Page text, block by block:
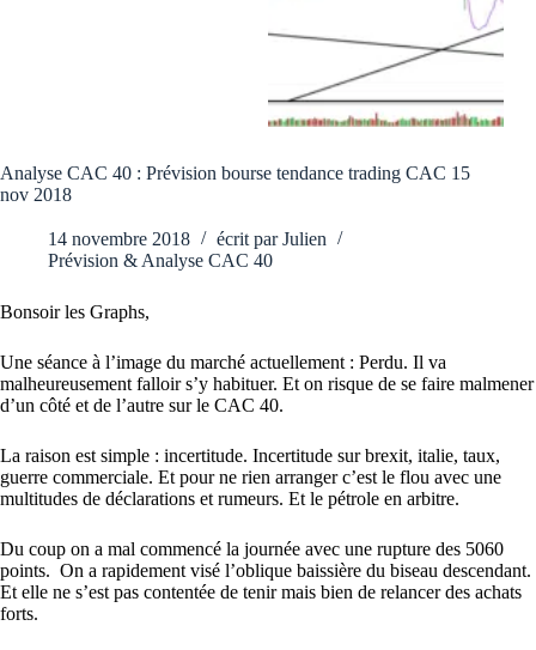
Analyse CAC 40 : Prévision bourse tendance trading CAC 15
nov 2018
14 novembre 2018 écrit par Julien
Prévision & Analyse CAC 40
Bonsoir les Graphs,
Une séance à l’image du marché actuellement : Perdu. Il va
malheureusement falloir s’y habituer. Et on risque de se faire malmener
d’un côté et de l’autre sur le CAC 40.
La raison est simple : incertitude. Incertitude sur brexit, italie, taux,
guerre commerciale. Et pour ne rien arranger c’est le flou avec une
multitudes de déclarations et rumeurs. Et le pétrole en arbitre.
Du coup on a mal commencé la journée avec une rupture des 5060
points. On a rapidement visé l’oblique baissière du biseau descendant.
Et elle ne s’est pas contentée de tenir mais bien de relancer des achats
forts.